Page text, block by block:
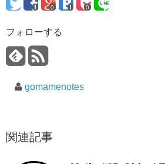
0 0
フォローする
gomamenotes
関連記事